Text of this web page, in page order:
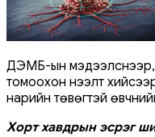
ДЭМБ-ын мэдээлснээр,
томоохон нээлт
нарийн төвөгтэй
Хорт хавдрын эсрэг